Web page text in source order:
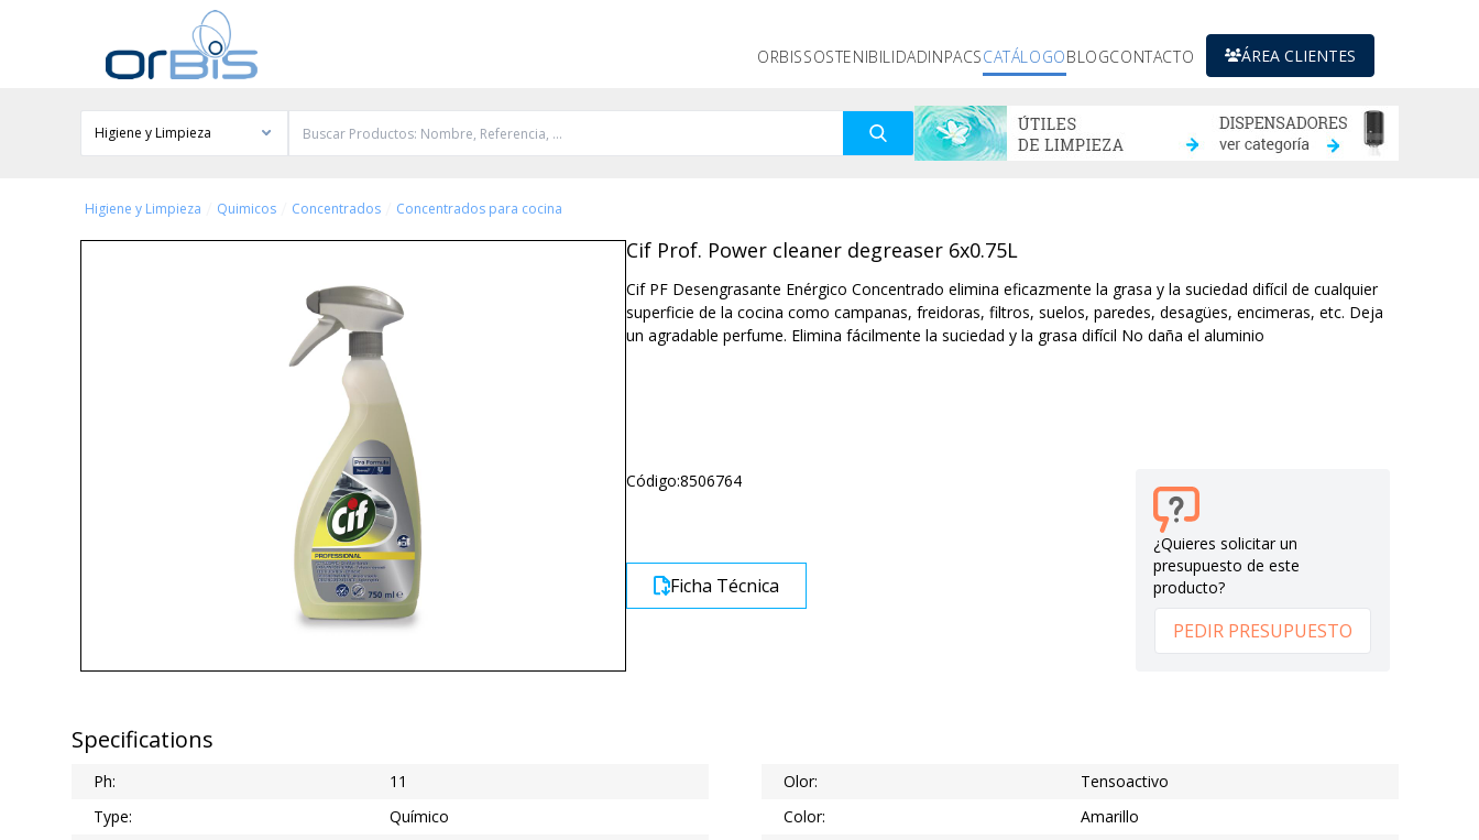
ORBISSOSTENIBILIDADINPACSCATÁLOGOBLOGCONTACTO ÁREA CLIENTES
Higiene y Limpieza
Higiene y Limpieza Quimicos Concentrados Concentrados para cocina
Cif Prof. Power cleaner degreaser 6x0.75L
Cif PF Desengrasante Enérgico Concentrado elimina eficazmente la grasa y la suciedad difícil de cualquier
superficie de la cocina como campanas, freidoras, filtros, suelos, paredes, desagües, encimeras, etc. Deja
un agradable perfume. Elimina fácilmente la suciedad y la grasa difícil No daña el aluminio
Código:8506764
Ficha Técnica
¿Quieres solicitar un
presupuesto de este
producto?
PEDIR PRESUPUESTO
Specifications
Ph: 11 Olor:
Tensoactivo
Type:
Químico Color:
Amarillo